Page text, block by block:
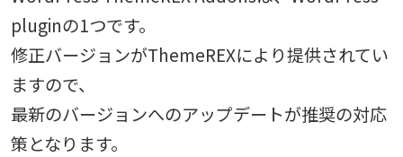
pluginの1つです。
修正バージョンがThemeREXにより提供されてい
ますので、
最新のバージョンへのアップデートが推奨の対応
策となります。